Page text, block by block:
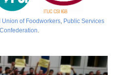
Union of Foodworkers, Public Services
.